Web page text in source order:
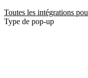
Toutes les intégrations
Type de pop-up